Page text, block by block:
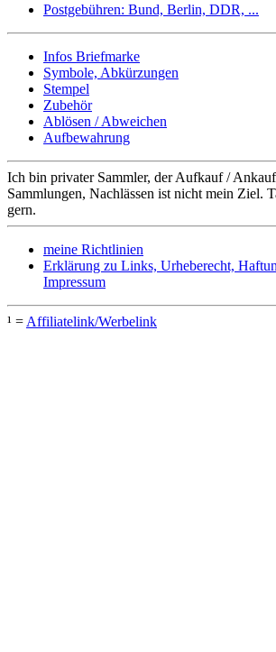
Postgebühren: Bund, Berlin, DDR, ...
Infos Briefmarke
Symbole, Abkürzungen
Stempel
Zubehör
Ablösen / Abweichen
Aufbewahrung
Ich bin privater Sammler, der Aufkauf /
Sammlungen, Nachlässen ist nicht mein Ziel.
gern.
meine Richtlinien
Erklärung zu Links, Urheberecht,
Impressum
¹ = Affiliatelink/Werbelink